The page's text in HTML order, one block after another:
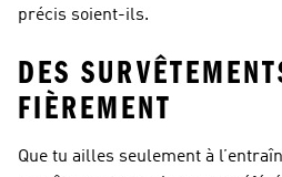
précis soient-ils.
DES
FIÈREMENT
Que tu ailles seulement à